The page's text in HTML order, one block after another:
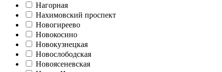
Нагорная
Нахимовский проспект
Новогиреево
Новокосино
Новокузнецкая
Новослободская
Новоясеневская